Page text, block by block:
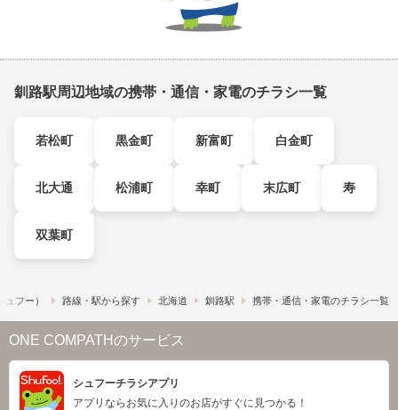
釧路駅周辺地域の携帯・通信・家電のチラシ一覧
若松町 黒金町 新富町 白金町
北大通 松浦町 幸町 末広町 寿
双葉町
フー） 路線・駅から探す 北海道 釧路駅 携帯・通信・家電のチラシ一覧
ONE COMPATHのサービス
シュフーチラシアプリ
アプリならお気に入りのお店がすぐに見つかる！